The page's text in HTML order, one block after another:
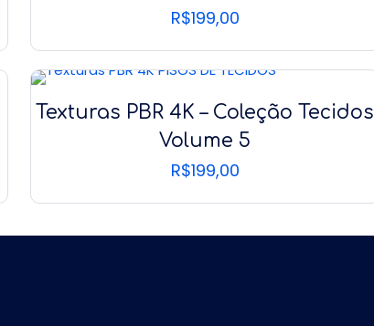
R$199,00
Texturas PBR 4K – Coleção Tecidos
Volume 5
R$199,00